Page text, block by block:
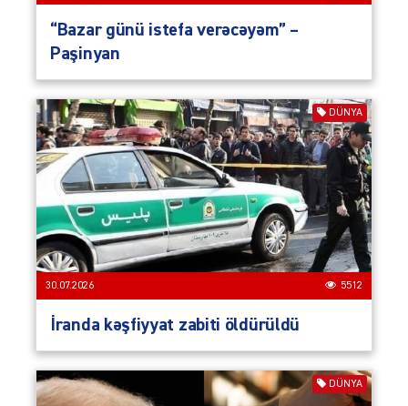
“Bazar günü istefa verəcəyəm” –
Paşinyan
DÜNYA
30.07.2026 5512
İranda kəşfiyyat zabiti öldürüldü
DÜNYA